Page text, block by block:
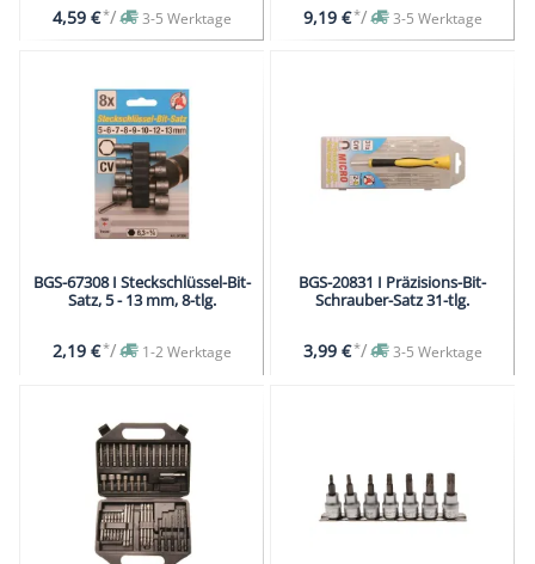
4,59 €*/ 3-5 Werktage 9,19 €*/ 3-5 Werktage
BGS-67308 I Steckschlüssel-Bit-
Satz, 5 - 13 mm, 8-tlg.
2,19 €*/ 1-2 Werktage
BGS-20831 I Präzisions-Bit-
Schrauber-Satz 31-tlg.
3,99 €*/ 3-5 Werktage